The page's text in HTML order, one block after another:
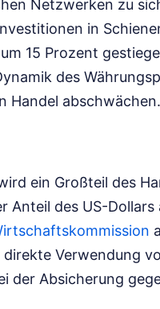
Netzwerken zu
in
15 Prozent
des
Handel abschwächen.
ein Großteil des
Anteil des US-Dollars
Verwendung
der Absicherung